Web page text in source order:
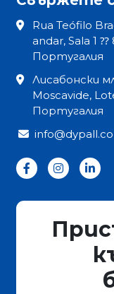
Rua Teófilo
andar, Sala 1
Португалия
Лисабонски
Moscavide,
Португалия